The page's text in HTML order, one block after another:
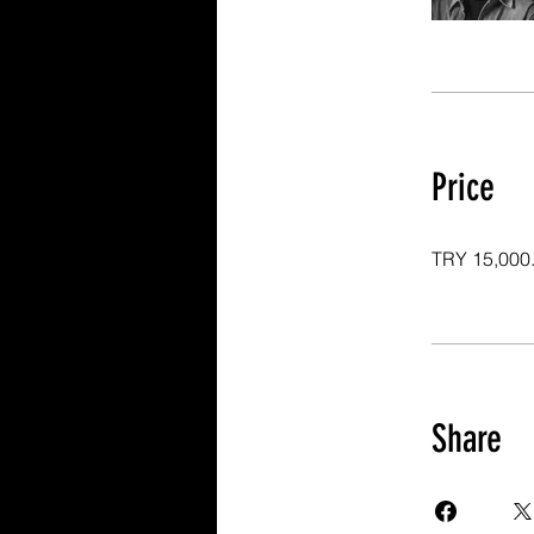
Price
TRY
Share